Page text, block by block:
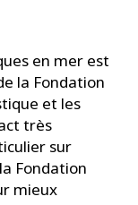
en mer est
la Fondation
et les
très
sur
Fondation
mieux